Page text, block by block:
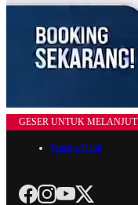
GESER UNTUK
Tentang Kami